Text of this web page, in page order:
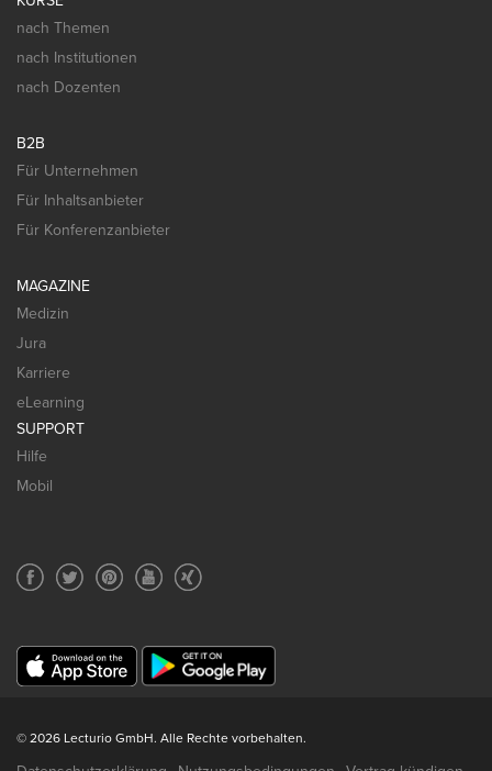
nach Themen
nach Institutionen
nach Dozenten
B2B
Für Unternehmen
Für Inhaltsanbieter
Für Konferenzanbieter
MAGAZINE
Medizin
Jura
Karriere
eLearning
SUPPORT
Hilfe
Mobil
© 2026 Lecturio GmbH. Alle Rechte vorbehalten.